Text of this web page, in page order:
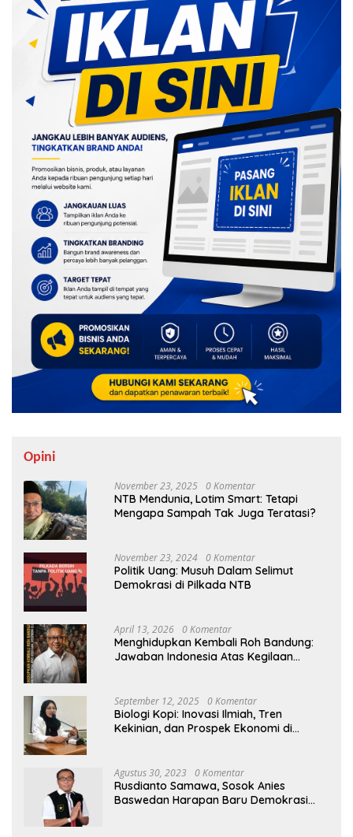
Opini
November 23, 2025 0 Komentar
NTB Mendunia, Lotim Smart: Tetapi
Mengapa Sampah Tak Juga Teratasi?
November 23, 2024 0 Komentar
Politik Uang: Musuh Dalam Selimut
Demokrasi di Pilkada NTB
April 13, 2026 0 Komentar
Menghidupkan Kembali Roh Bandung:
Jawaban Indonesia Atas Kegilaan
September 12, 2025 0 Komentar
Biologi Kopi: Inovasi Ilmiah, Tren
Kekinian, dan Prospek Ekonomi di
Agustus 30, 2023 0 Komentar
Rusdianto Samawa, Sosok Anies
Baswedan Harapan Baru Demokrasi